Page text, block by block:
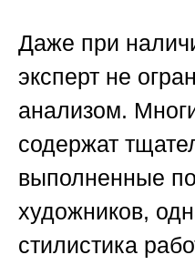
Даже при
эксперт не
анализом.
содержат
выполненные
художников,
стилистика